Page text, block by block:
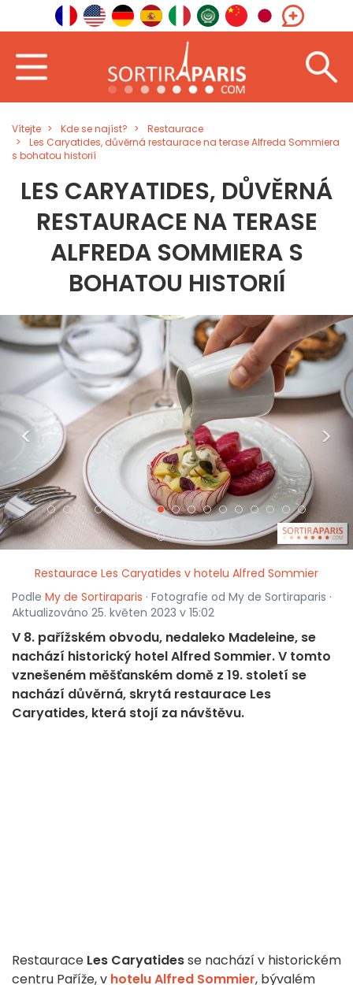
Vítejte Kde se najíst?
Restaurace
Les Caryatides, důvěrná restaurace na terase Alfreda Sommiera
s bohatou historií
LES CARYATIDES, DŮVĚRNÁ
RESTAURACE NA TERASE
ALFREDA SOMMIERA S
BOHATOU HISTORIÍ
< >
Restaurace Les Caryatides v hotelu Alfred Sommier
Podle My de Sortiraparis · Fotografie od My de Sortiraparis ·
Aktualizováno 25. květen 2023 v 15:02
V 8. pařížském obvodu, nedaleko Madeleine, se
nachází historický hotel Alfred Sommier. V tomto
vznešeném měšťanském domě z 19. století se
nachází důvěrná, skrytá restaurace Les
Caryatides, která stojí za návštěvu.
Restaurace Les Caryatidesse nachází v historickém
centru Paříže, v hotelu Alfred Sommier, bývalém